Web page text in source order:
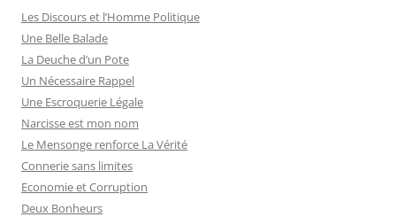
r
c
h
e
r
:
Les Discours et l’Homme Politique
Une Belle Balade
La Deuche d’un Pote
Un Nécessaire Rappel
Une Escroquerie Légale
Narcisse est mon nom
Le Mensonge renforce La Vérité
Connerie sans limites
Economie et Corruption
Deux Bonheurs